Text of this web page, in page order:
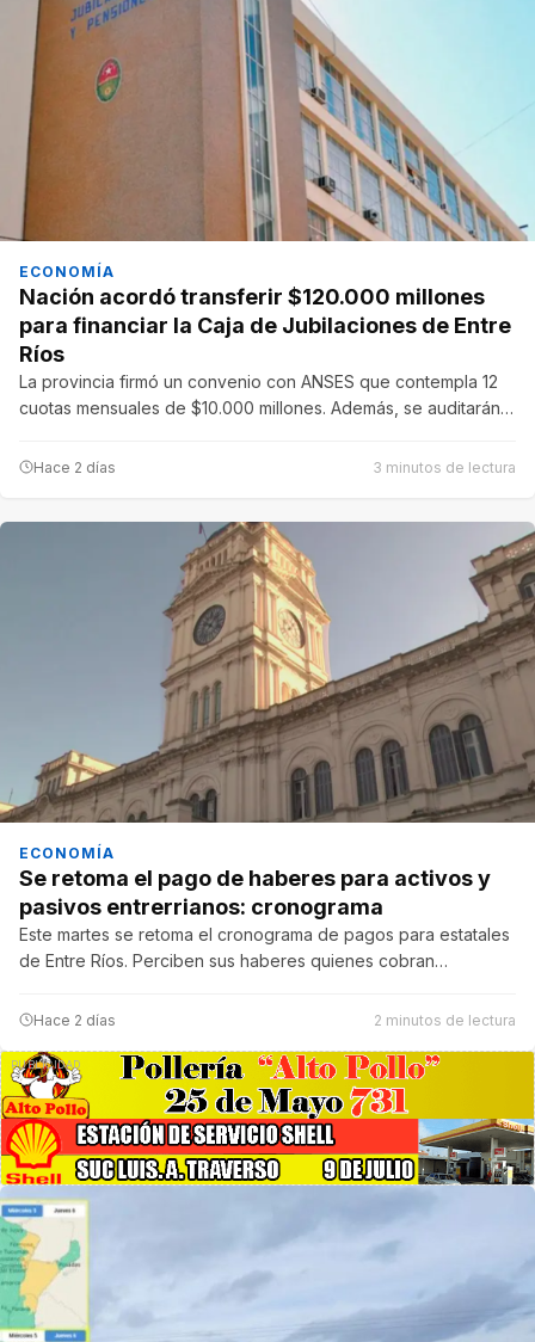
ECONOMÍA
Nación acordó transferir $120.000 millones
para financiar la Caja de Jubilaciones de Entre
Ríos
La provincia firmó un convenio con ANSES que contempla 12
cuotas mensuales de $10.000 millones. Además, se auditarán…
Hace 2 días 3 minutos de lectura
ECONOMÍA
Se retoma el pago de haberes para activos y
pasivos entrerrianos: cronograma
Este martes se retoma el cronograma de pagos para estatales
de Entre Ríos. Perciben sus haberes quienes cobran…
Hace 2 días 2 minutos de lectura